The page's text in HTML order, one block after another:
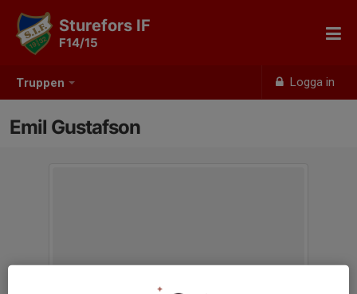
Truppen Logga in
Sturefors IF
F14/15
Emil Gustafson